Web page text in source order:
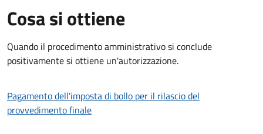
Cosa si ottiene
Quando il procedimento amministrativo si conclude
positivamente si ottiene un'autorizzazione.
Pagamento dell'imposta di bollo per il rilascio del
provvedimento finale